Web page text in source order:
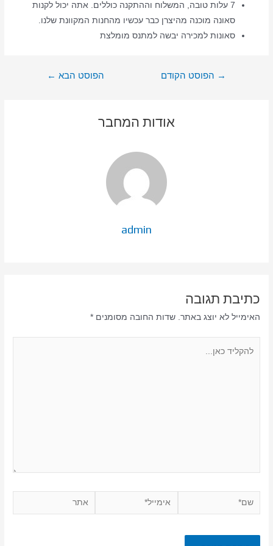
7 עלות טובה, המשלוח וההתקנה כוללים. אתה יכול לקנות
סאונה מוכנה מהיצרן כבר עכשיו מהחנות המקוונת שלנו.
סאונות למכירה יבשה למתנס מומלצת
→ הפוסט הקודם הפוסט הבא ←
אודות המחבר
admin
כתיבת תגובה
האימייל לא יוצג באתר. שדות החובה מסומנים*
שם* אימייל* אתר